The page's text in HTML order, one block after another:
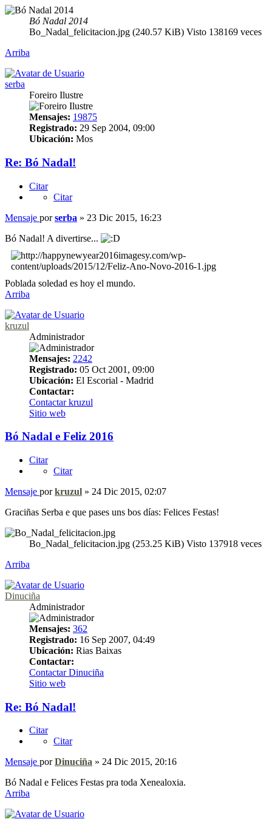
Bó Nadal 2014
Bo_Nadal_felicitacion.jpg (240.57 KiB) Visto 138169 veces
Arriba
serba
Foreiro Ilustre
Mensajes: 19875
Registrado: 29 Sep 2004, 09:00
Ubicación: Mos
Re: Bó Nadal!
Citar
Citar
Mensaje porserba » 23 Dic 2015, 16:23
Bó Nadal! A divertirse...
Poblada soledad es hoy el mundo.
Arriba
kruzul
Administrador
Mensajes: 2242
Registrado: 05 Oct 2001, 09:00
Ubicación: El Escorial - Madrid
Contactar:
Contactar kruzul
Sitio web
Bó Nadal e Feliz 2016
Citar
Citar
Mensaje porkruzul » 24 Dic 2015, 02:07
Graciñas Serba e que pases uns bos días: Felices Festas!
Bo_Nadal_felicitacion.jpg (253.25 KiB) Visto 137918 veces
Arriba
Dinuciña
Administrador
Mensajes: 362
Registrado: 16 Sep 2007, 04:49
Ubicación: Rias Baixas
Contactar:
Contactar Dinuciña
Sitio web
Re: Bó Nadal!
Citar
Citar
Mensaje porDinuciña » 24 Dic 2015, 20:16
Bó Nadal e Felices Festas pra toda Xenealoxia.
Arriba